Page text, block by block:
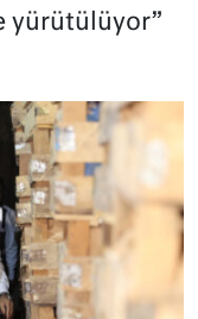
yürütülüyor”